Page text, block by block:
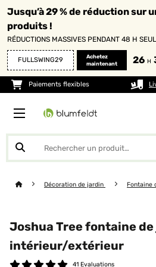
Jusqu’à 29 % de réduction sur
produits !
RÉDUCTIONS MASSIVES PENDANT 48 H
FULLSWING29
Achetez
maintenant
26 H
Paiements flexibles
Décoration de jardin Fontaine
Joshua Tree fontaine
intérieur/extérieur
41 Evaluations